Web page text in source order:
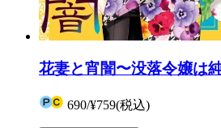
花妻と宵闇〜没落令嬢は
690/¥759(税込)